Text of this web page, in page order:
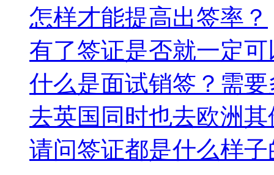
怎样才能提高出签率？
有了签证是否就一定
什么是面试销签？需
去英国同时也去欧洲
请问签证都是什么样子